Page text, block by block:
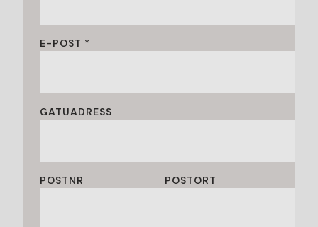
E-POST *
GATUADRESS
POSTNR POSTORT